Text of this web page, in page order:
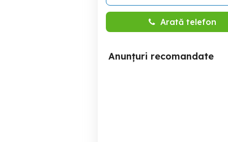
Arată telefon
Anunțuri recomandate